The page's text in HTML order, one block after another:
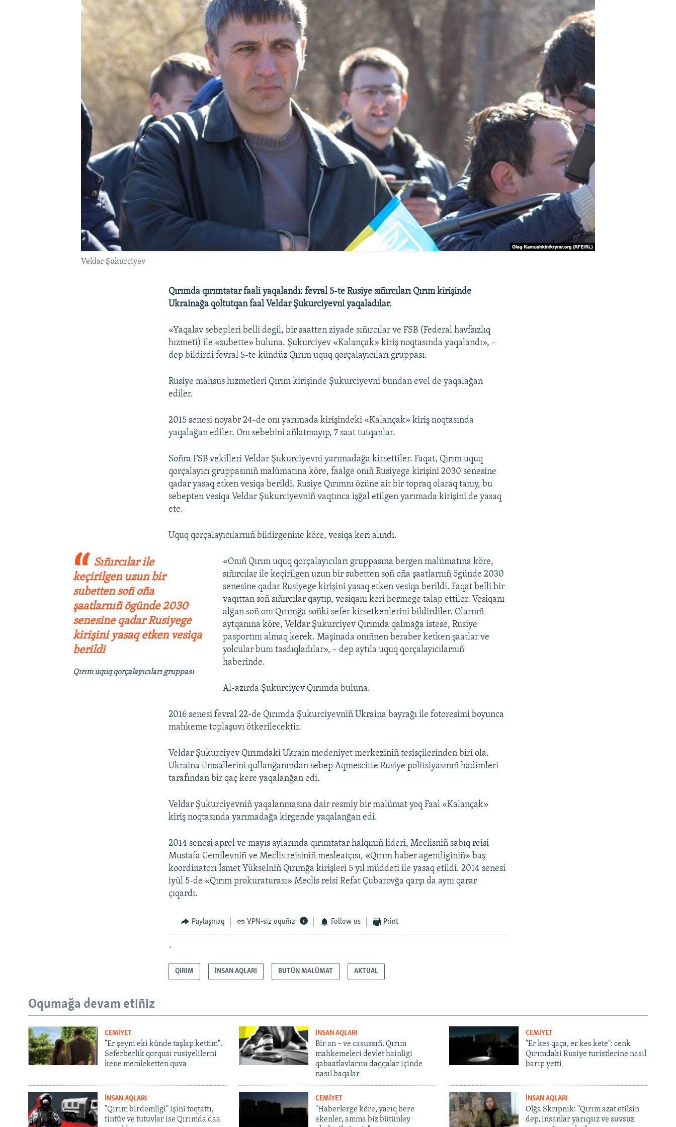
Veldar Şukurciyev
Qırımda qırımtatar faali yaqalandı: fevral 5-te Rusiye sıñırcıları Qırım kirişinde
Ukrainağa qoltutqan faal Veldar Şukurciyevni yaqaladılar.
«Yaqalav sebepleri belli degil, bir saatten ziyade sıñırcılar ve FSB (Federal havfsızlıq
hızmeti) ile «subette» buluna. Şukurciyev «Kalançak» kiriş noqtasında yaqalandı», –
dep bildirdi fevral 5-te kündüz Qırım uquq qorçalayıcıları gruppası.
Rusiye mahsus hızmetleri Qırım kirişinde Şukurciyevni bundan evel de yaqalağan
ediler.
2015 senesi noyabr 24-de onı yarımada kirişindeki «Kalançak» kiriş noqtasında
yaqalağan ediler. Onı sebebini añlatmayıp, 7 saat tutqanlar.
Soñra FSB vekilleri Veldar Şukurciyevni yarımadağa kirsettiler. Faqat, Qırım uquq
qorçalayıcı gruppasınıñ malümatına köre, faalge onıñ Rusiyege kirişini 2030 senesine
qadar yasaq etken vesiqa berildi. Rusiye Qırımnı özüne ait bir topraq olaraq tanıy, bu
sebepten vesiqa Veldar Şukurciyevniñ vaqtınca işğal etilgen yarımada kirişini de yasaq
ete.
Uquq qorçalayıcılarnıñ bildirgenine köre, vesiqa keri alındı.
Sıñırcılar ile
keçirilgen uzun bir
subetten soñ oña
şaatlarnıñ ögünde 2030
senesine qadar Rusiyege
kirişini yasaq etken vesiqa
berildi
Qırım uquq qorçalayıcıları gruppası
«Onıñ Qırım uquq qorçalayıcıları gruppasına bergen malümatına köre,
sıñırcılar ile keçirilgen uzun bir subetten soñ oña şaatlarnıñ ögünde 2030
senesine qadar Rusiyege kirişini yasaq etken vesiqa berildi. Faqat belli bir
vaqıttan soñ sıñırcılar qaytıp, vesiqanı keri bermege talap ettiler. Vesiqanı
alğan soñ onı Qırımğa soñki sefer kirsetkenlerini bildirdiler. Olarnıñ
aytqanına köre, Veldar Şukurciyev Qırımda qalmağa istese, Rusiye
pasportını almaq kerek. Maşinada onıñnen beraber ketken şaatlar ve
yolcular bunı tasdıqladılar», – dep aytıla uquq qorçalayıcılarnıñ
haberinde.
Al-azırda Şukurciyev Qırımda buluna.
2016 senesi fevral 22-de Qırımda Şukurciyevniñ Ukraina bayrağı ile fotoresimi boyunca
mahkeme toplaşuvı ötkerilecektir.
Veldar Şukurciyev Qırımdaki Ukrain medeniyet merkeziniñ tesisçilerinden biri ola.
Ukraina timsallerini qullanğanından sebep Aqmescitte Rusiye politsiyasınıñ hadimleri
tarafından bir qaç kere yaqalanğan edi.
Veldar Şukurciyevniñ yaqalanmasına dair resmiy bir malümat yoq Faal «Kalançak»
kiriş noqtasında yarımadağa kirgende yaqalanğan edi.
2014 senesi aprel ve mayıs aylarında qırımtatar halqınıñ lideri, Meclisniñ sabıq reisi
Mustafa Cemilevniñ ve Meclis reisiniñ mesleatçısı, «Qırım haber agentliginiñ» baş
koordinatorı İsmet Yükselniñ Qırımğa kirişleri 5 yıl müddeti ile yasaq etildi. 2014 senesi
iyül 5-de «Qırım prokuraturası» Meclis reisi Refat Çubarovğa qarşı da aynı qarar
çıqardı.
Paylaşmaq VPN-siz oquñız Follow us Print
*
QIRIM İNSAN AQLARI BUTÜN MALÜMAT AKTUAL
Oqumağa devam etiñiz
CEMİYET
"Er şeyni eki künde taşlap kettim".
Seferberlik qorqusı rusiyelilerni
kene memleketten quva
İNSAN AQLARI
Bir an – ve casussıñ. Qırım
mahkemeleri devlet hainligi
qabaatlavlarını daqqalar içinde
nasıl baqalar
CEMİYET
"Er kes qaça, er kes kete": cenk
Qırımdaki Rusiye turistlerine nasıl
barıp yetti
İNSAN AQLARI
"Qırım birdemligi" işini toqtattı,
tintüv ve tutuvlar ise Qırımda daa
CEMİYET
"Haberlerge köre, yarıq bere
ekenler, amma biz bütünley
İNSAN AQLARI
Olğa Skrıpnık: "Qırım azat etilsin
dep, insanlar yarıqsız ve suvsuz